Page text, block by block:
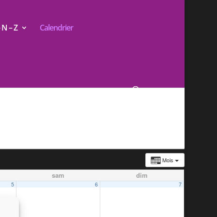
– Z Calendrier
Mois
sam dim
5 6 7